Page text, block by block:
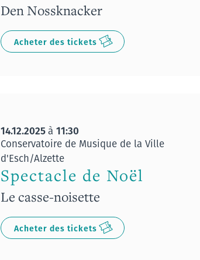
Den Nossknacker
Acheter des tickets
14.12.2025à 11:30
Conservatoire de Musique de la Ville
d'Esch/Alzette
Spectacle de Noël
Le casse-noisette
Acheter des tickets